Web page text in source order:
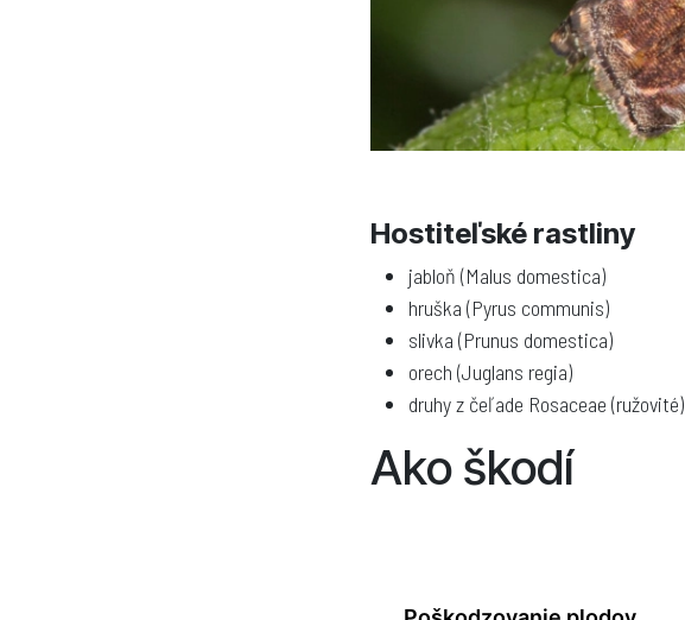
Hostiteľské rastliny
jabloň (Malus domestica)
hruška (Pyrus communis)
slivka (Prunus domestica)
orech (Juglans regia)
druhy z čeľade Rosaceae (ružovité)
Ako škodí